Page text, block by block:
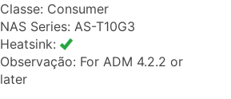
Classe: Consumer
NAS Series: AS-T10G3
Heatsink:
Observação: For ADM 4.2.2 or
later